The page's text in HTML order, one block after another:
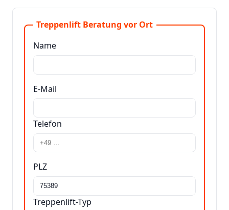
Treppenlift Beratung vor Ort
Name
E-Mail
Telefon
PLZ
Treppenlift-Typ